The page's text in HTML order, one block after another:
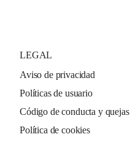
LEGAL
Aviso de privacidad
Políticas de usuario
Código de conducta y quejas
Política de cookies